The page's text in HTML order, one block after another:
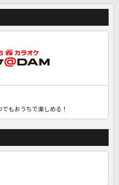
もおうちで楽しめる！